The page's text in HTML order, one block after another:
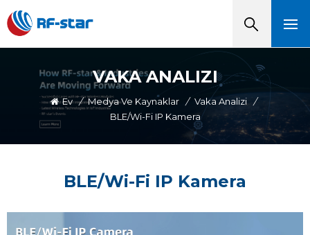
VAKA ANALIZI
Ev / Medya Ve Kaynaklar / Vaka Analizi
/
BLE/Wi-Fi IP Kamera
BLE/Wi-Fi IP Kamera